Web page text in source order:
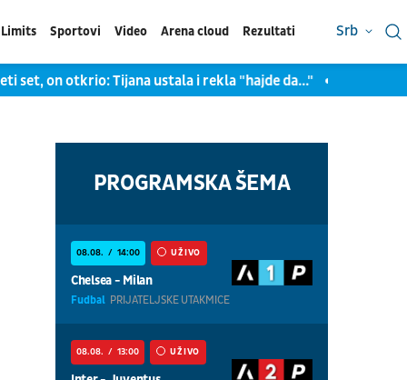
Limits Sportovi Video Arena cloud Rezultati Srb
otkrio: Tijana ustala i rekla "hajde da..." Crvena zvezda
PROGRAMSKA ŠEMA
08.08. 14:00 UŽIVO
Chelsea - Milan
Fudbal PRIJATELJSKE UTAKMICE
08.08. 13:00 UŽIVO